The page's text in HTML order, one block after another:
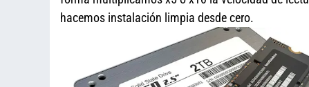
hacemos instalación limpia desde cero.